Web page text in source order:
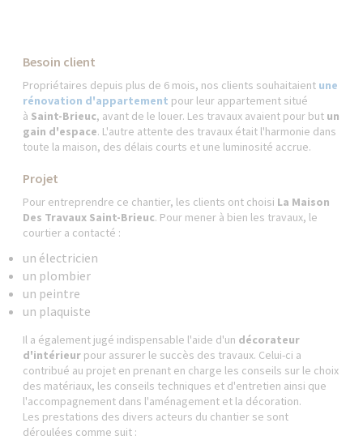
Besoin client
Propriétaires depuis plus de 6 mois, nos clients souhaitaient une
rénovation d'appartement pour leur appartement situé
à Saint-Brieuc, avant de le louer. Les travaux avaient pour but un
gain d'espace. L'autre attente des travaux était l'harmonie dans
toute la maison, des délais courts et une luminosité accrue.
Projet
Pour entreprendre ce chantier, les clients ont choisi La Maison
Des Travaux Saint-Brieuc. Pour mener à bien les travaux, le
courtier a contacté :
un électricien
un plombier
un peintre
un plaquiste
Il a également jugé indispensable l'aide d'un décorateur
d'intérieur pour assurer le succès des travaux. Celui-ci a
contribué au projet en prenant en charge les conseils sur le choix
des matériaux, les conseils techniques et d'entretien ainsi que
l'accompagnement dans l'aménagement et la décoration.
Les prestations des divers acteurs du chantier se sont
déroulées comme suit :